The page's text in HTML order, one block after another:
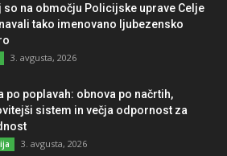
so na območju Policijske uprave Celje
tako imenovano ljubezensko
3. avgusta, 2026
po poplavah: obnova po načrtih,
sistem in večja odpornost za
3. avgusta, 2026